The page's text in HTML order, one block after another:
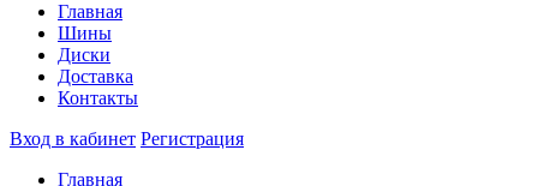
Главная
Шины
Диски
Доставка
Контакты
Вход в кабинет Регистрация
Главная